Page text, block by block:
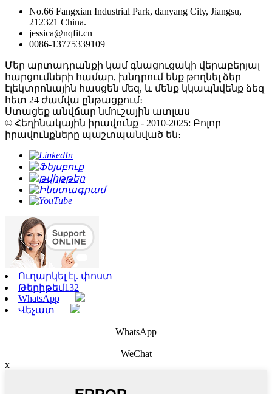
No.66 Fangxian Industrial Park, danyang City, Jiangsu,
212321 China.
jessica@nqfit.cn
0086-13775339109
Մեր արտադրանքի կամ գնացուցակի վերաբերյալ
հարցումների համար, խնդրում ենք թողնել ձեր
էլեկտրոնային հասցեն մեզ, և մենք կկապնվենք ձեզ
հետ 24 ժամվա ընթացքում։
Ստացեք անվճար նմուշային ատլաս
© Հեղինակային իրավունք - 2010-2025: Բոլոր
իրավունքները պաշտպանված են։
Ուղարկել էլ. փոստ
Թերիթեմ132
WhatsApp
Վեչատ
WhatsApp
WeChat
x